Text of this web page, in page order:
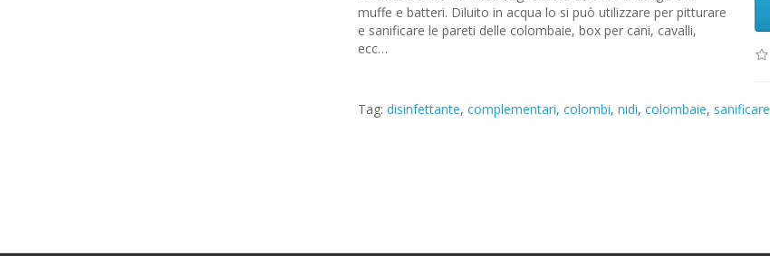
muffe e batteri. Diluito in acqua lo si può utilizzare per pitturare
e sanificare le pareti delle colombaie, box per cani, cavalli,
ecc…
Tag: disinfettante, complementari, colombi, nidi, colombaie, sanificare